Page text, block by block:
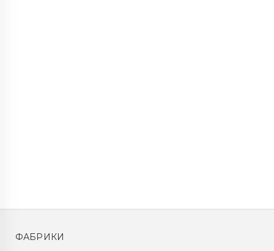
ФАБРИКИ